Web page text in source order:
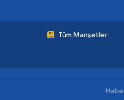
Tüm Manşetler